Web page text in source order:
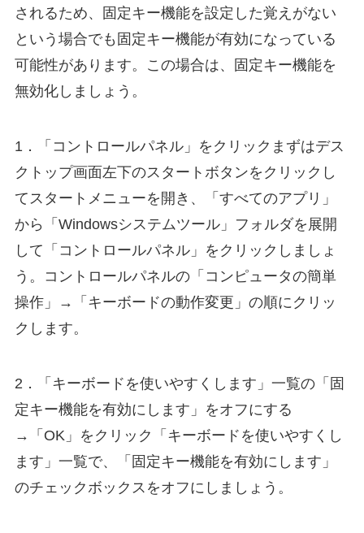
されるため、固定キー機能を設定した覚えがない
という場合でも固定キー機能が有効になっている
可能性があります。この場合は、固定キー機能を
無効化しましょう。
1．「コントロールパネル」をクリックまずはデス
クトップ画面左下のスタートボタンをクリックし
てスタートメニューを開き、「すべてのアプリ」
から「Windowsシステムツール」フォルダを展開
して「コントロールパネル」をクリックしましょ
う。コントロールパネルの「コンピュータの簡単
操作」→「キーボードの動作変更」の順にクリッ
クします。
2．「キーボードを使いやすくします」一覧の「固
定キー機能を有効にします」をオフにする
→「OK」をクリック「キーボードを使いやすくし
ます」一覧で、「固定キー機能を有効にします」
のチェックボックスをオフにしましょう。